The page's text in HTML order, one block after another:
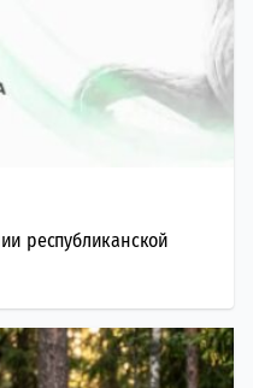
республиканской